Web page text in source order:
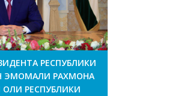
РЕСПУБЛИКИ
ЭМОМАЛИ РАХМОНА
РЕСПУБЛИКИ